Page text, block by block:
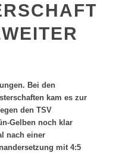
Bei den
kam es zur
den TSV
Gelben noch klar
nach einer
mit 4:5